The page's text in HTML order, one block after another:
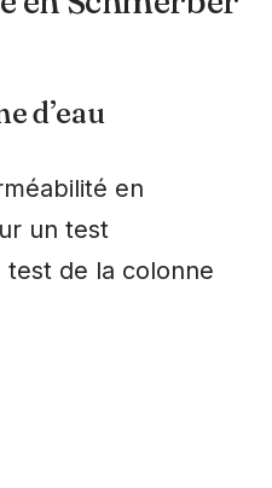
d’eau
en
un test
de la colonne